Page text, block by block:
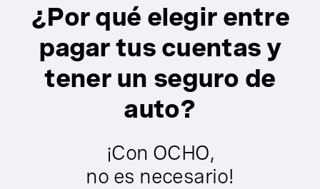
¿Por qué elegir entre
pagar tus cuentas y
tener un seguro de
auto?
¡Con OCHO,
no es necesario!